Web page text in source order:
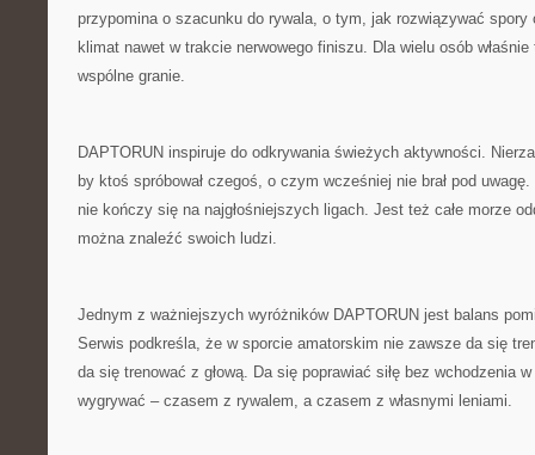
przypomina o szacunku do rywala, o tym, jak rozwiązywać
klimat nawet w trakcie nerwowego finiszu. Dla wielu osób
wspólne granie.
DAPTORUN inspiruje do odkrywania świeżych aktywności.
by ktoś spróbował czegoś, o czym wcześniej nie brał pod
nie kończy się na najgłośniejszych ligach. Jest też całe morze
można znaleźć swoich ludzi.
Jednym z ważniejszych wyróżników DAPTORUN jest balans
Serwis podkreśla, że w sporcie amatorskim nie zawsze da się
da się trenować z głową. Da się poprawiać siłę bez wchodzenia
wygrywać – czasem z rywalem, a czasem z własnymi leniami.